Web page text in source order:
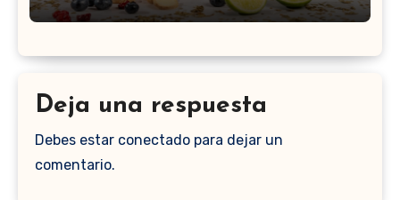
Deja una respuesta
Debes estar conectado para dejar un
comentario.